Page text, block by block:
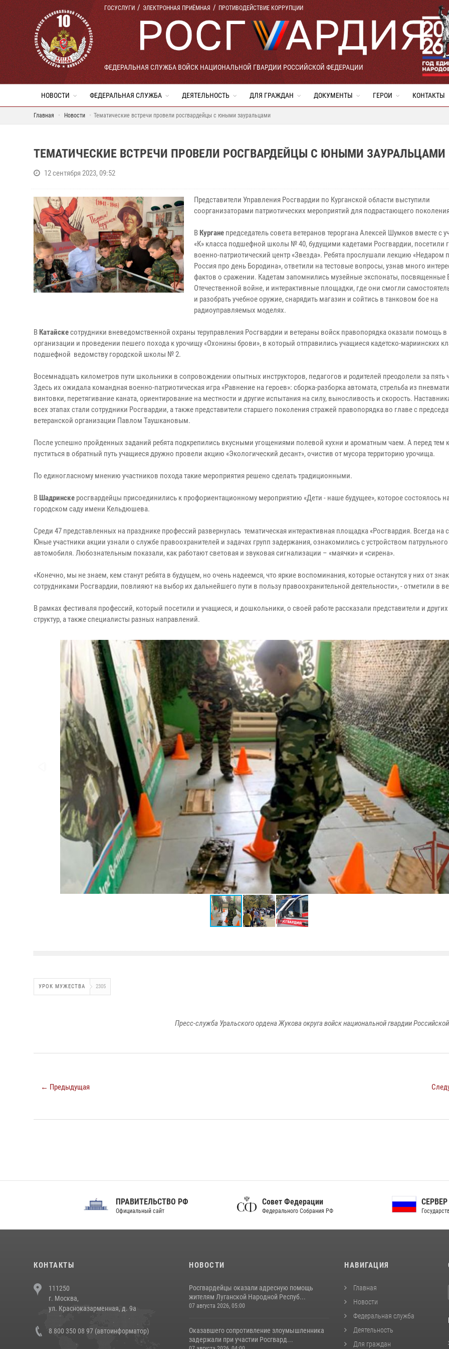
ГОСУСЛУГИ ЭЛЕКТРОННАЯ ПРИЁМНАЯ ПРОТИВОДЕЙСТВИЕ КОРРУПЦИИ
ФЕДЕРАЛЬНАЯ СЛУЖБА ВОЙСК НАЦИОНАЛЬНОЙ ГВАРДИИ РОССИЙСКОЙ ФЕДЕРАЦИИ
НОВОСТИ ФЕДЕРАЛЬНАЯ СЛУЖБА ДЕЯТЕЛЬНОСТЬ ДЛЯ ГРАЖДАН ДОКУМЕНТЫ ГЕРОИ КОНТАКТЫ
Главная Новости Тематические встречи провели росгвардейцы с юными зауральцами
ТЕМАТИЧЕСКИЕ ВСТРЕЧИ ПРОВЕЛИ РОСГВАРДЕЙЦЫ С ЮНЫМИ ЗАУРАЛЬЦАМИ
12 сентября 2023, 09:52
Представители Управления Росгвардии по Курганской области выступили
соорганизаторами патриотических мероприятий для подрастающего
В Кургане председатель совета ветеранов тероргана Алексей Шумков вместе с
«К» класса подшефной школы № 40, будущими кадетами Росгвардии, посетили
военно-патриотический центр «Звезда». Ребята прослушали лекцию «Недаром
Россия про день Бородина», ответили на тестовые вопросы, узнав много
фактов о сражении. Кадетам запомнились музейные экспонаты, посвященные
Отечественной войне, и интерактивные площадки, где они смогли
и разобрать учебное оружие, снарядить магазин и сойтись в танковом бое на
радиоуправляемых моделях.
В Катайскесотрудники вневедомственной охраны теруправления Росгвардии и ветераны войск правопорядка оказали помощь в
организации и проведении пешего похода к урочищу «Охонины брови», в который отправились учащиеся кадетско-мариинских
подшефной ведомству городской школы № 2.
Восемнадцать километров пути школьники в сопровождении опытных инструкторов, педагогов и родителей преодолели за пять
Здесь их ожидала командная военно-патриотическая игра «Равнение на героев»: сборка-разборка автомата, стрельба из
винтовки, перетягивание каната, ориентирование на местности и другие испытания на силу, выносливость и скорость.
всех этапах стали сотрудники Росгвардии, а также представители старшего поколения стражей правопорядка во главе с
ветеранской организации Павлом Таушкановым.
После успешно пройденных заданий ребята подкрепились вкусными угощениями полевой кухни и ароматным чаем. А перед тем
пуститься в обратный путь учащиеся дружно провели акцию «Экологический десант», очистив от мусора территорию урочища.
По единогласному мнению участников похода такие мероприятия решено сделать традиционными.
В Шадринске росгвардейцы присоединились к профориентационному мероприятию «Дети - наше будущее», которое состоялось
городском саду имени Кельдюшева.
Среди 47 представленных на празднике профессий развернулась тематическая интерактивная площадка «Росгвардия. Всегда на
Юные участники акции узнали о службе правоохранителей и задачах групп задержания, ознакомились с устройством патрульного
автомобиля. Любознательным показали, как работают световая и звуковая сигнализации – «маячки» и «сирена».
«Конечно, мы не знаем, кем станут ребята в будущем, но очень надеемся, что яркие воспоминания, которые останутся у них от
сотрудниками Росгвардии, повлияют на выбор их дальнейшего пути в пользу правоохранительной деятельности», - отметили в
В рамках фестиваля профессий, который посетили и учащиеся, и дошкольники, о своей работе рассказали представители и
структур, а также специалисты разных направлений.
УРОК МУЖЕСТВА 2305
Пресс-служба Уральского ордена Жукова округа войск национальной гвардии
← Предыдущая
ПРАВИТЕЛЬСТВО РФ
Официальный сайт
Совет Федерации
Федерального Собрания РФ
СЕРВЕР ОРГАНОВ
Государственной власти РФ
КОНТАКТЫ
111250
г. Москва,
ул. Красноказарменная, д. 9а
8 800 350 08 97 (автоинформатор)
НОВОСТИ
Росгвардейцы оказали адресную помощь
жителям Луганской Народной Респуб...
07 августа 2026, 05:00
Оказавшего сопротивление злоумышленника
задержали при участии Росгвард...
НАВИГАЦИЯ
Главная
Новости
Федеральная служба
Деятельность
Для граждан